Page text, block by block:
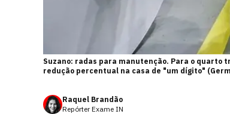
Suzano: radas para manutenção. Para o
redução percentual na casa de "um dígito"
Raquel Brandão
Repórter Exame IN